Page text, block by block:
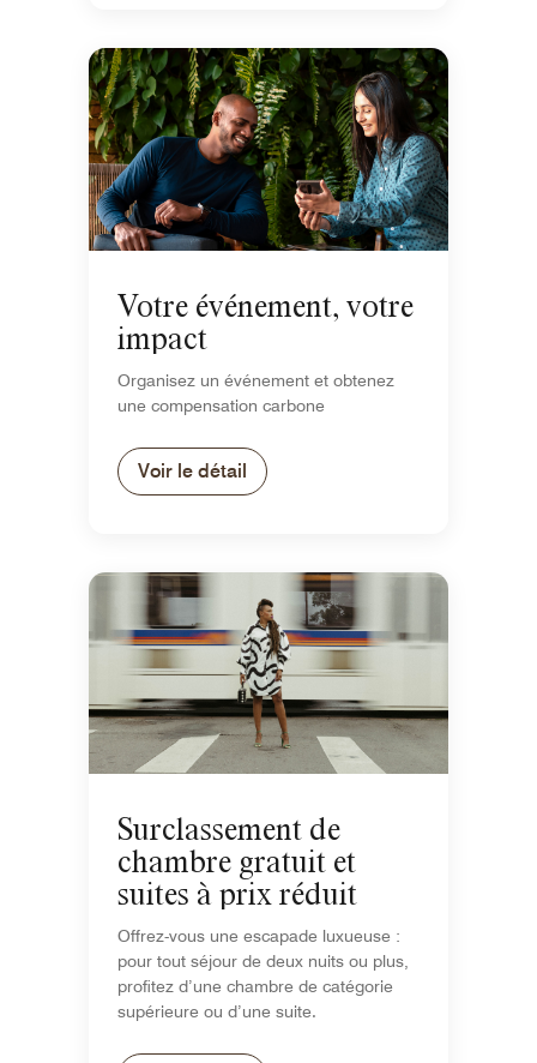
Votre événement, votre
impact
Organisez un événement et obtenez
une compensation carbone
Voir le détail
Surclassement de
chambre gratuit et
suites à prix réduit
Offrez-vous une escapade luxueuse :
pour tout séjour de deux nuits ou plus,
profitez d’une chambre de catégorie
supérieure ou d’une suite.